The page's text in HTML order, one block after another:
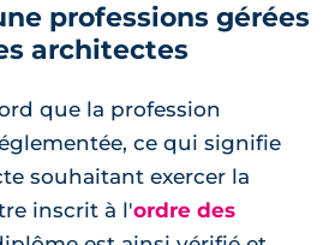
professions gérées
architectes
que la profession
ce qui signifie
souhaitant exercer la
inscrit à l'ordre des